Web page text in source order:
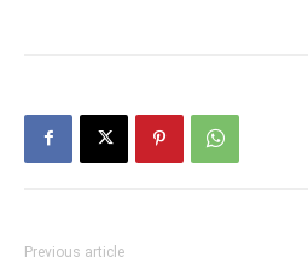
Previous article